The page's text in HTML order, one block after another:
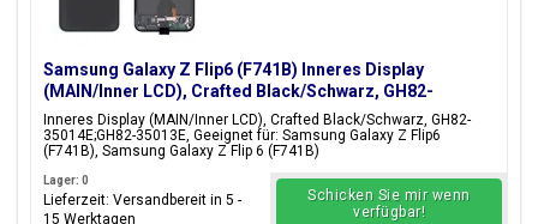
Samsung Galaxy Z Flip6 (F741B) Inneres Display
(MAIN/Inner LCD), Crafted Black/Schwarz, GH82-
35014E;GH82-35013E
Inneres Display (MAIN/Inner LCD), Crafted Black/Schwarz, GH82-
35014E;GH82-35013E, Geeignet für: Samsung Galaxy Z Flip6
(F741B), Samsung Galaxy Z Flip 6 (F741B)
Lager: 0
Lieferzeit: Versandbereit in 5 -
15 Werktagen
Schicken Sie mir wenn
verfügbar!